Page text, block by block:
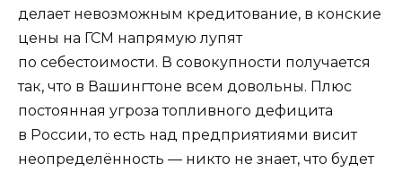
делает невозможным кредитование, в конские
цены на ГСМ напрямую лупят
по себестоимости. В совокупности получается
так, что в Вашингтоне всем довольны. Плюс
постоянная угроза топливного дефицита
в России, то есть над предприятиями висит
неопределённость — никто не знает, что будет